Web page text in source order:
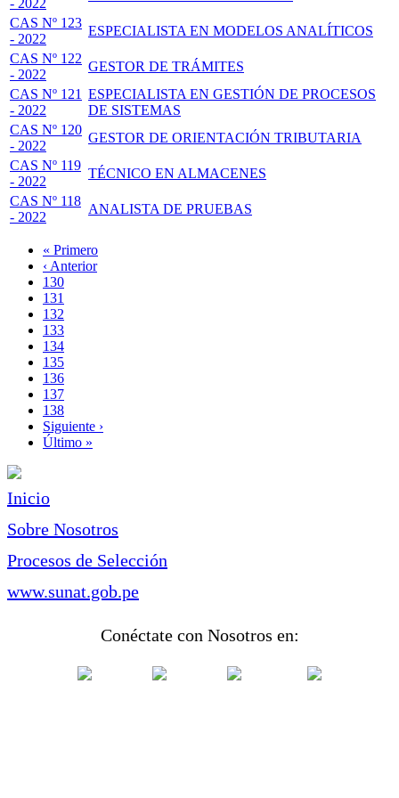
- 2022
CAS Nº 123
- 2022
ESPECIALISTA EN MODELOS ANALÍTICOS
CAS Nº 122
- 2022
GESTOR DE TRÁMITES
CAS Nº 121
- 2022
ESPECIALISTA EN GESTIÓN DE PROCESOS
DE SISTEMAS
CAS Nº 120
- 2022
GESTOR DE ORIENTACIÓN TRIBUTARIA
CAS Nº 119
- 2022
TÉCNICO EN ALMACENES
CAS Nº 118
- 2022
ANALISTA DE PRUEBAS
Paginación
Primera
página
« Primero
Página
anterior
‹ Anterior
Page
130
Page
131
Page
132
Page
133
Página
actual
134
Page
135
Page
136
Page
137
Page
138
Siguiente
página
Siguiente ›
Última
Último »
Inicio
Sobre Nosotros
Procesos de Selección
www.sunat.gob.pe
Conéctate con Nosotros en: